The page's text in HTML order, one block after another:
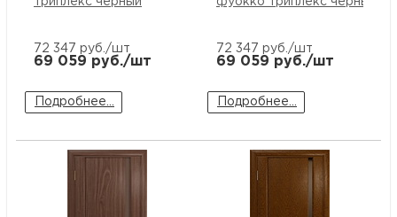
72 347 руб./шт
69 059 руб./шт
Подробнее...
72 347 руб./шт
69 059 руб./шт
Подробнее...